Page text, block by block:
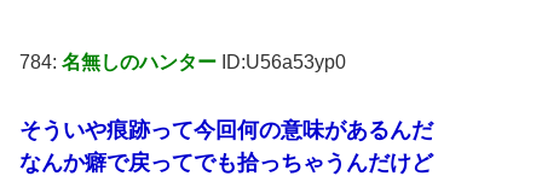
784: 名無しのハンター ID:U56a53yp0
そういや痕跡って今回何の意味があるんだ
なんか癖で戻ってでも拾っちゃうんだけど